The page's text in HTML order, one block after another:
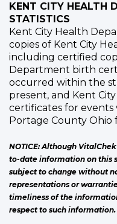
KENT CITY HEALTH
STATISTICS
Kent City Health
copies of Kent City
including certified
Department birth
occurred within the
present, and Kent
certificates for
Portage County Ohio
NOTICE: Although
to-date information on this
subject to change without
representations or
timeliness of the
respect to such information.